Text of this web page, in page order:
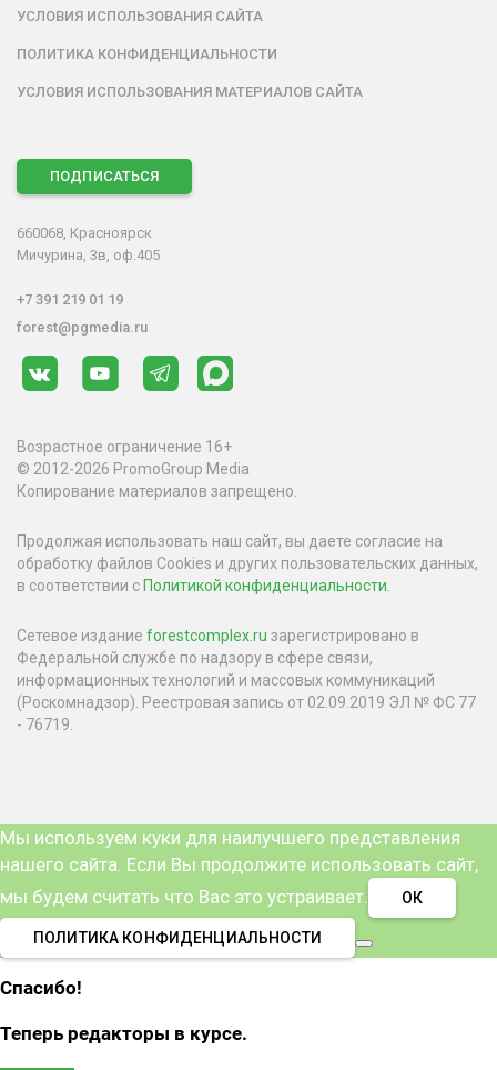
УСЛОВИЯ ИСПОЛЬЗОВАНИЯ САЙТА
ПОЛИТИКА КОНФИДЕНЦИАЛЬНОСТИ
УСЛОВИЯ ИСПОЛЬЗОВАНИЯ МАТЕРИАЛОВ САЙТА
ПОДПИСАТЬСЯ
660068, Красноярск
Мичурина, 3в, оф.405
+7 391 219 01 19
forest@pgmedia.ru
Возрастное ограничение 16+
© 2012-2026 PromoGroup Media
Копирование материалов запрещено.
Продолжая использовать наш сайт, вы даете согласие на
обработку файлов Cookies и других пользовательских данных,
в соответствии с Политикой конфиденциальности.
Сетевое издание forestcomplex.ru зарегистрировано в
Федеральной службе по надзору в сфере связи,
информационных технологий и массовых коммуникаций
(Роскомнадзор). Реестровая запись от 02.09.2019 ЭЛ № ФС 77
- 76719.
Мы используем куки для наилучшего представления
нашего сайта. Если Вы продолжите использовать сайт,
мы будем считать что Вас это устраивает.
ОК
ПОЛИТИКА КОНФИДЕНЦИАЛЬНОСТИ
Спасибо!
Теперь редакторы в курсе.